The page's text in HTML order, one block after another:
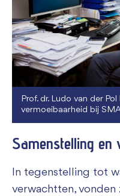
Prof. dr. Ludo van der
vermoeibaarheid bij
Samenstelling
In tegenstelling tot
verwachtten,